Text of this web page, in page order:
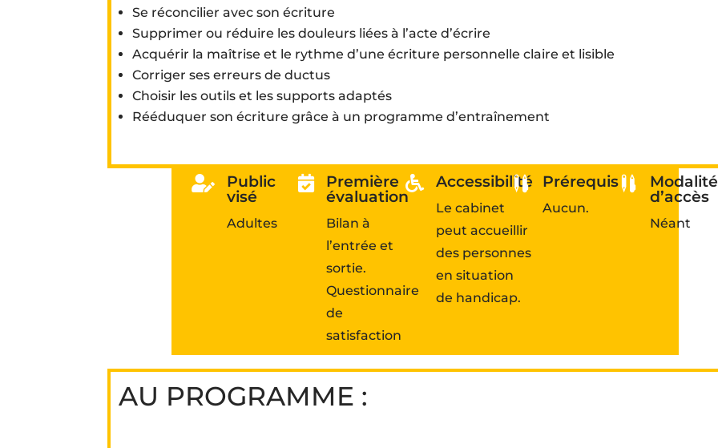
Se réconcilier avec son écriture
Supprimer ou réduire les douleurs liées à l’acte d’écrire
Acquérir la maîtrise et le rythme d’une écriture personnelle claire et lisible
Corriger ses erreurs de ductus
Choisir les outils et les supports adaptés
Rééduquer son écriture grâce à un programme d’entraînement

Public
visé
Adultes

Première
évaluation
Bilan à
l’entrée et
sortie.
Questionnaire
de
satisfaction
 Accessibilité
Le cabinet
peut accueillir
des personnes
en situation
de handicap.
 Prérequis
Aucun.

d’accès
Néant
AU PROGRAMME :